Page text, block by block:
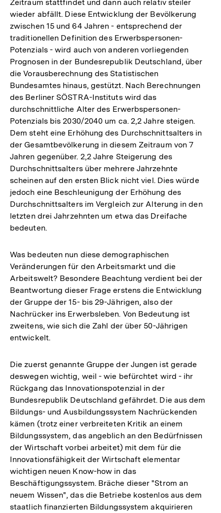
Zeitraum stattfindet und dann auch relativ steiler
wieder abfällt. Diese Entwicklung der Bevölkerung
zwischen 15 und 64 Jahren - entsprechend der
traditionellen Definition des Erwerbspersonen-
Potenzials - wird auch von anderen vorliegenden
Prognosen in der Bundesrepublik Deutschland, über
die Vorausberechnung des Statistischen
Bundesamtes hinaus, gestützt. Nach Berechnungen
des Berliner SÖSTRA-Instituts wird das
durchschnittliche Alter des Erwerbspersonen-
Potenzials bis 2030/2040 um ca. 2,2 Jahre steigen.
Dem steht eine Erhöhung des Durchschnittsalters in
der Gesamtbevölkerung in diesem Zeitraum von 7
Jahren gegenüber. 2,2 Jahre Steigerung des
Durchschnittsalters über mehrere Jahrzehnte
scheinen auf den ersten Blick nicht viel. Dies würde
jedoch eine Beschleunigung der Erhöhung des
Durchschnittsalters im Vergleich zur Alterung in den
letzten drei Jahrzehnten um etwa das Dreifache
bedeuten.
Was bedeuten nun diese demographischen
Veränderungen für den Arbeitsmarkt und die
Arbeitswelt? Besondere Beachtung verdient bei der
Beantwortung dieser Frage erstens die Entwicklung
der Gruppe der 15- bis 29-Jährigen, also der
Nachrücker ins Erwerbsleben. Von Bedeutung ist
zweitens, wie sich die Zahl der über 50-Jährigen
entwickelt.
Die zuerst genannte Gruppe der Jungen ist gerade
deswegen wichtig, weil - wie befürchtet wird - ihr
Rückgang das Innovationspotenzial in der
Bundesrepublik Deutschland gefährdet. Die aus dem
Bildungs- und Ausbildungssystem Nachrückenden
kämen (trotz einer verbreiteten Kritik an einem
Bildungssystem, das angeblich an den Bedürfnissen
der Wirtschaft vorbei arbeitet) mit dem für die
Innovationsfähigkeit der Wirtschaft elementar
wichtigen neuen Know-how in das
Beschäftigungssystem. Bräche dieser "Strom an
neuem Wissen", das die Betriebe kostenlos aus dem
staatlich finanzierten Bildungssystem akquirieren